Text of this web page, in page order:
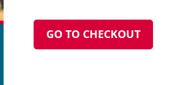
GO TO CHECKOUT